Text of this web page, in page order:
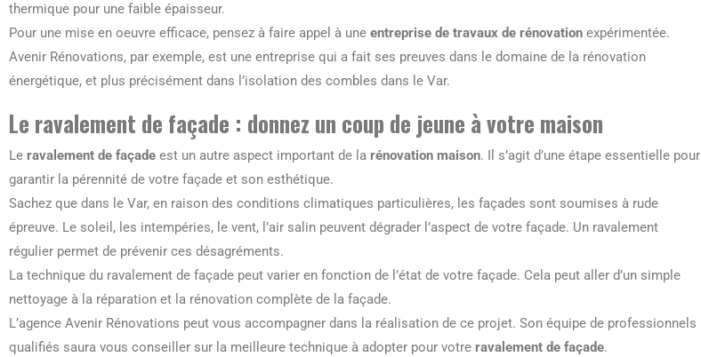
thermique pour une faible épaisseur.
Pour une mise en oeuvre efficace, pensez à faire appel à une entreprise de travaux de rénovation expérimentée.
Avenir Rénovations, par exemple, est une entreprise qui a fait ses preuves dans le domaine de la rénovation
énergétique, et plus précisément dans l’isolation des combles dans le Var.
Le ravalement de façade : donnez un coup de jeune à votre maison
Le ravalement de façade est un autre aspect important de la rénovation maison. Il s’agit d’une étape essentielle pour
garantir la pérennité de votre façade et son esthétique.
Sachez que dans le Var, en raison des conditions climatiques particulières, les façades sont soumises à rude
épreuve. Le soleil, les intempéries, le vent, l’air salin peuvent dégrader l’aspect de votre façade. Un ravalement
régulier permet de prévenir ces désagréments.
La technique du ravalement de façade peut varier en fonction de l’état de votre façade. Cela peut aller d’un simple
nettoyage à la réparation et la rénovation complète de la façade.
L’agence Avenir Rénovations peut vous accompagner dans la réalisation de ce projet. Son équipe de professionnels
qualifiés saura vous conseiller sur la meilleure technique à adopter pour votre ravalement de façade.